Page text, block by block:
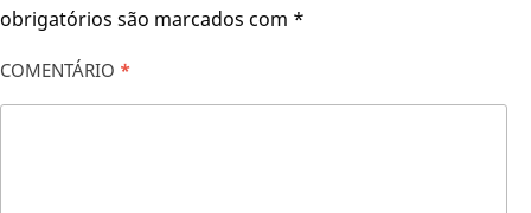
obrigatórios são marcados com *
COMENTÁRIO *